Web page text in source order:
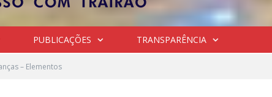
PUBLICAÇÕES TRANSPARÊNCIA
– Elementos